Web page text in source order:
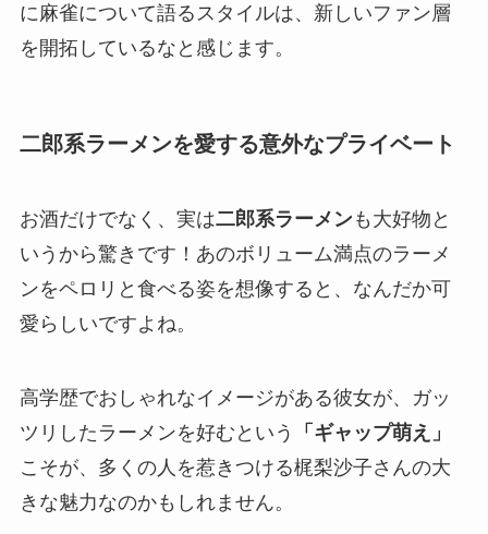
に麻雀について語るスタイルは、新しいファン層
を開拓しているなと感じます。
二郎系ラーメンを愛する意外なプライベート
お酒だけでなく、実は二郎系ラーメンも大好物と
いうから驚きです！あのボリューム満点のラーメ
ンをペロリと食べる姿を想像すると、なんだか可
愛らしいですよね。
高学歴でおしゃれなイメージがある彼女が、ガッ
ツリしたラーメンを好むという
「ギャップ萌え」
こそが、多くの人を惹きつける梶梨沙子さんの大
きな魅力なのかもしれません。